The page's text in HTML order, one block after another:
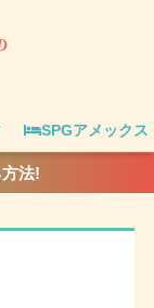
SPGアメックス
法!